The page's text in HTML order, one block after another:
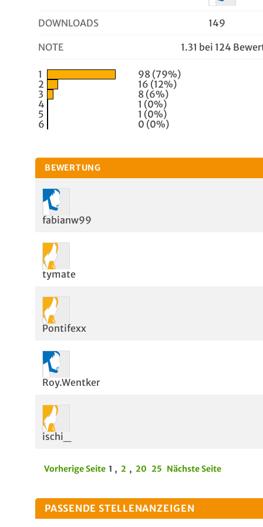
DOWNLOADS 149
NOTE 1.31 bei 124
1
98 (79%)
2
16 (12%)
3
8 (6%)
4
1 (0%)
5
1 (0%)
6
0 (0%)
BEWERTUNG
fabianw99
tymate
Pontifexx
Roy.Wentker
ischi_
Vorherige Seite 1 , 2 , 20 25 Nächste Seite
PASSENDE STELLENANZEIGEN